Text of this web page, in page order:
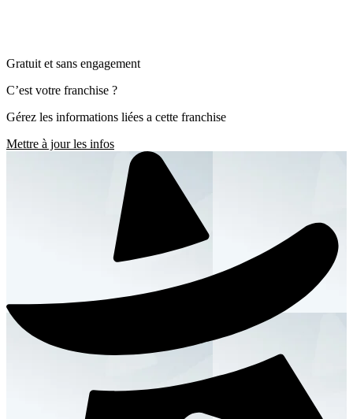
Gratuit et sans engagement
C’est votre franchise ?
Gérez les informations liées a cette franchise
Mettre à jour les infos